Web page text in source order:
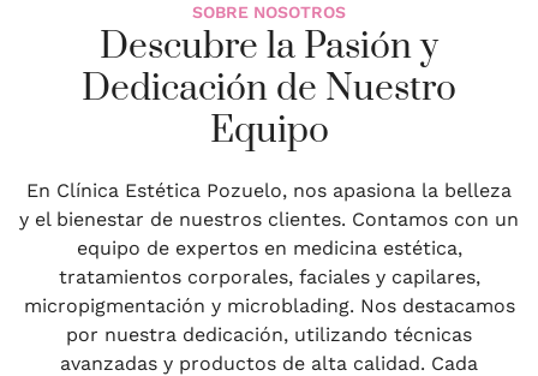
SOBRE NOSOTROS
Descubre la Pasión y
Dedicación de Nuestro
Equipo
En Clínica Estética Pozuelo, nos apasiona la belleza
y el bienestar de nuestros clientes. Contamos con un
equipo de expertos en medicina estética,
tratamientos corporales, faciales y capilares,
micropigmentación y microblading. Nos destacamos
por nuestra dedicación, utilizando técnicas
avanzadas y productos de alta calidad. Cada